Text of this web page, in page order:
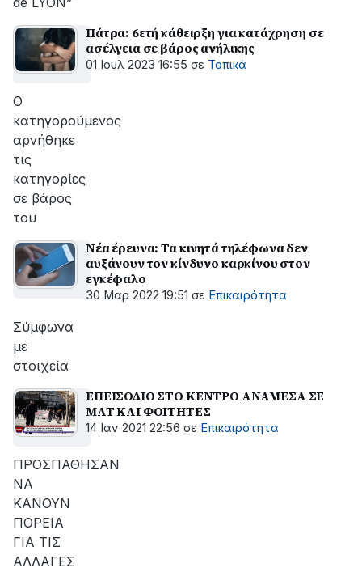
Πάτρα: 6ετή κάθειρξη για κατάχρηση σε
ασέλγεια σε βάρος ανήλικης
01 Ιουλ 2023 16:55 σε Τοπικά
Ο
κατηγορούμενος
αρνήθηκε
τις
κατηγορίες
σε βάρος
του
Νέα έρευνα: Τα κινητά τηλέφωνα δεν
αυξάνουν τον κίνδυνο καρκίνου στον
εγκέφαλο
30 Μαρ 2022 19:51 σε Επικαιρότητα
Σύμφωνα
με
στοιχεία
ΕΠΕΙΣΟΔΙΟ ΣΤΟ ΚΕΝΤΡΟ ΑΝΑΜΕΣΑ ΣΕ
ΜΑΤ ΚΑΙ ΦΟΙΤΗΤΕΣ
14 Ιαν 2021 22:56 σε Επικαιρότητα
ΠΡΟΣΠΑΘΗΣΑΝ
ΝΑ
ΚΑΝΟΥΝ
ΠΟΡΕΙΑ
ΓΙΑ ΤΙΣ
ΑΛΛΑΓΕΣ